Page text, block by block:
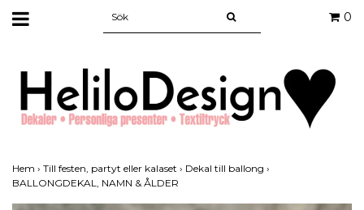
0
Hem › Till festen, partyt eller kalaset › Dekal till ballong ›
BALLONGDEKAL, NAMN & ÅLDER